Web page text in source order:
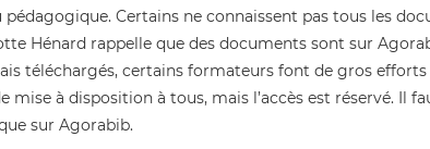
Certains ne connaissent pas tous les
Hénard rappelle que des documents sont sur
téléchargés, certains formateurs font de gros efforts
mise à disposition à tous, mais l’accès est réservé. Il
sur Agorabib.